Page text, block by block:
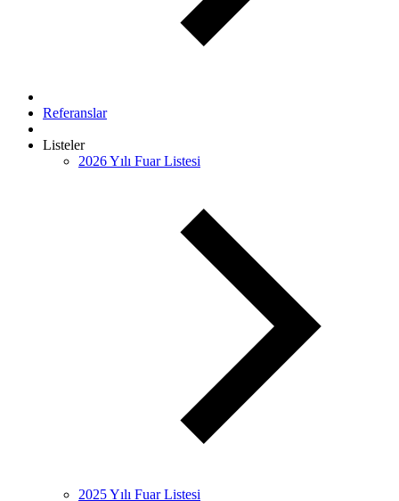
Referanslar
Listeler
2026 Yılı Fuar Listesi
2025 Yılı Fuar Listesi